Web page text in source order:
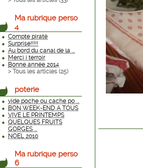
Ma rubrique perso
4
Compte piraté
Surprise!!!!!
Au bord du canal de la ...
Merci i terroir
Bonne année 2014
> Tous les articles (25)
poterie
vide poche ou cache po ...
BON WEEK-END A TOUS
VIVE LE PRINTEMPS
QUELQUES FRUITS
GORGES ...
NOEL 2010
Ma rubrique perso
6